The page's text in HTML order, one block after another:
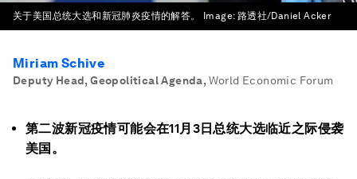
关于美国总统大选和新冠肺炎疫情的解答。 Image: 路透社/Daniel Acker
Miriam Schive
Deputy Head, Geopolitical Agenda, World Economic Forum
第二波新冠疫情可能会在11月3日总统大选临近之际侵袭
美国。